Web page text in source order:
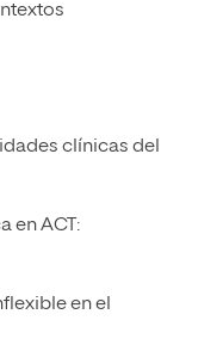
clínicas del
en ACT:
en el